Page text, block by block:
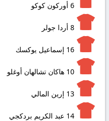
6 أوركون كوكو
8 أردا جولر
16 إسماعيل يوكسك
10 هاكان تشالهان أوغلو
13 إرين المالي
14 عبد الكريم بردكجي